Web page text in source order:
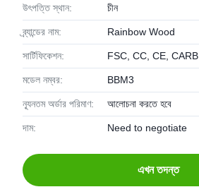
উৎপত্তি স্থান: চীন
ব্র্যান্ডের নাম: Rainbow Wood
সার্টিফিকেশন: FSC, CC, CE, CARB
মডেল নম্বর: BBM3
ন্যূনতম অর্ডার পরিমাণ: আলোচনা করতে হবে
দাম: Need to negotiate
এখন তদন্ত